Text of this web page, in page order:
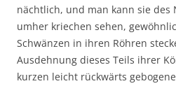
nächtlich, und man kann sie des
umher kriechen sehen,
Schwänzen in ihren Röhren
Ausdehnung dieses Teils ihrer
kurzen leicht rückwärts